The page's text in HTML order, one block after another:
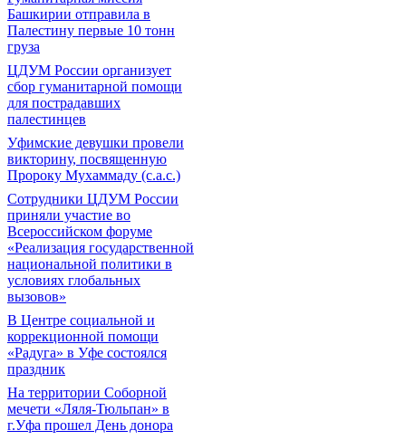
Башкирии отправила в
Палестину первые 10 тонн
груза
ЦДУМ России организует
сбор гуманитарной помощи
для пострадавших
палестинцев
Уфимские девушки провели
викторину, посвященную
Пророку Мухаммаду (с.а.с.)
Сотрудники ЦДУМ России
приняли участие во
Всероссийском форуме
«Реализация государственной
национальной политики в
условиях глобальных
вызовов»
В Центре социальной и
коррекционной помощи
«Радуга» в Уфе состоялся
праздник
На территории Соборной
мечети «Ляля-Тюльпан» в
г.Уфа прошел День донора